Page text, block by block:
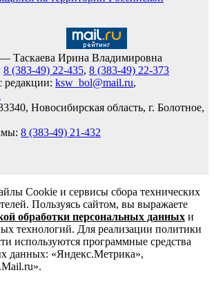
Таскаева Ирина Владимировна
8 (383-49) 22-435, 8 (383-49) 22-373
редакции: ksw_bol@mail.ru,
Новосибирская область, г. Болотное,
8 (383-49) 21-432
Cookie и сервисы сбора технических
Пользуясь сайтом, вы выражаете
обработки персональных данных и
технологий. Для реализации политики
используются программные средства
данных: «Яндекс.Метрика»,